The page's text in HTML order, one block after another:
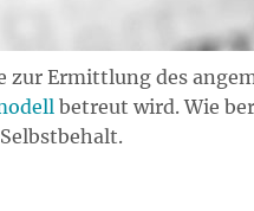
zur Ermittlung des
betreut wird. Wie